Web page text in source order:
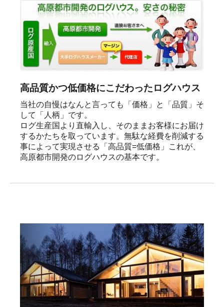
高品質かつ低価格にこだわったログハウス
当社の自慢はなんと言っても「価格」と「品質」そ
して「人柄」です。
ログ生産国より直輸入し、そのままお客様にお届け
するかたちを取っています。無駄な経費を削減する
事によって実現させる「高品質=低価格」これが、
高原都市開発のログハウスの基本です。